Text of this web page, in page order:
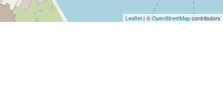
Leaflet | ©OpenStreetMapcontributors